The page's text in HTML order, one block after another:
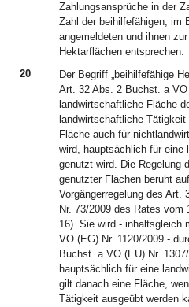
Zahlungsansprüche in der
Zahl der beihilfefähigen, im
angemeldeten und ihnen
Hektarflächen entsprechen.
20
Der Begriff „beihilfefähige
Art. 32 Abs. 2 Buchst. a
landwirtschaftliche Fläche
landwirtschaftliche
Fläche auch für
wird, hauptsächlich für eine
genutzt wird. Die Regelung
genutzter Flächen beruht
Vorgängerregelung des
Nr. 73/2009 des Rates
16). Sie wird - inhaltsgleich
VO (EG) Nr. 1120/2009 -
Buchst. a VO (EU) Nr.
hauptsächlich für eine
gilt danach eine Fläche,
Tätigkeit ausgeübt werden